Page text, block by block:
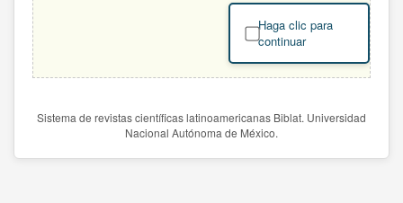
Haga clic para
continuar
Sistema de revistas científicas latinoamericanas Biblat. Universidad
Nacional Autónoma de México.